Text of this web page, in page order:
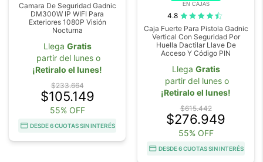
Camara De Seguridad Gadnic
DM300W IP WIFI Para
Exteriores 1080P Visión
Nocturna
Llega Gratis
partir del lunes o
¡Retiralo el lunes!
$233.664
$105.149
55% OFF
DESDE 6 CUOTAS SIN INTERÉS
EN CAJAS
4.8
Caja Fuerte Para Pistola Gadnic
Vertical Con Seguridad Por
Huella Dactilar Llave De
Acceso Y Código PIN
Llega Gratis
partir del lunes o
¡Retiralo el lunes!
$615.442
$276.949
55% OFF
DESDE 6 CUOTAS SIN INTERÉS